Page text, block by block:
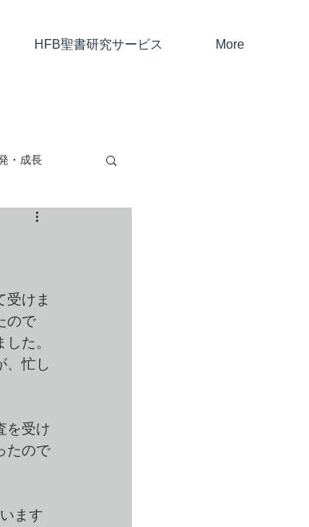
HFB聖書研究サービス More
・成長
受けま
ので
た。
、忙し
を受け
たので
ます